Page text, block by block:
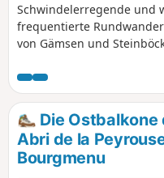
Schwindelerregende und
frequentierte
von Gämsen und
Steigeisen bis spät in die
da im Serre-Brion-Pass
Firnschnee liegt. Im
früh aufbrechen, damit
Serre-Brion-Pass noch
Die Ostbalkone
Abri de la
Bourgmenu